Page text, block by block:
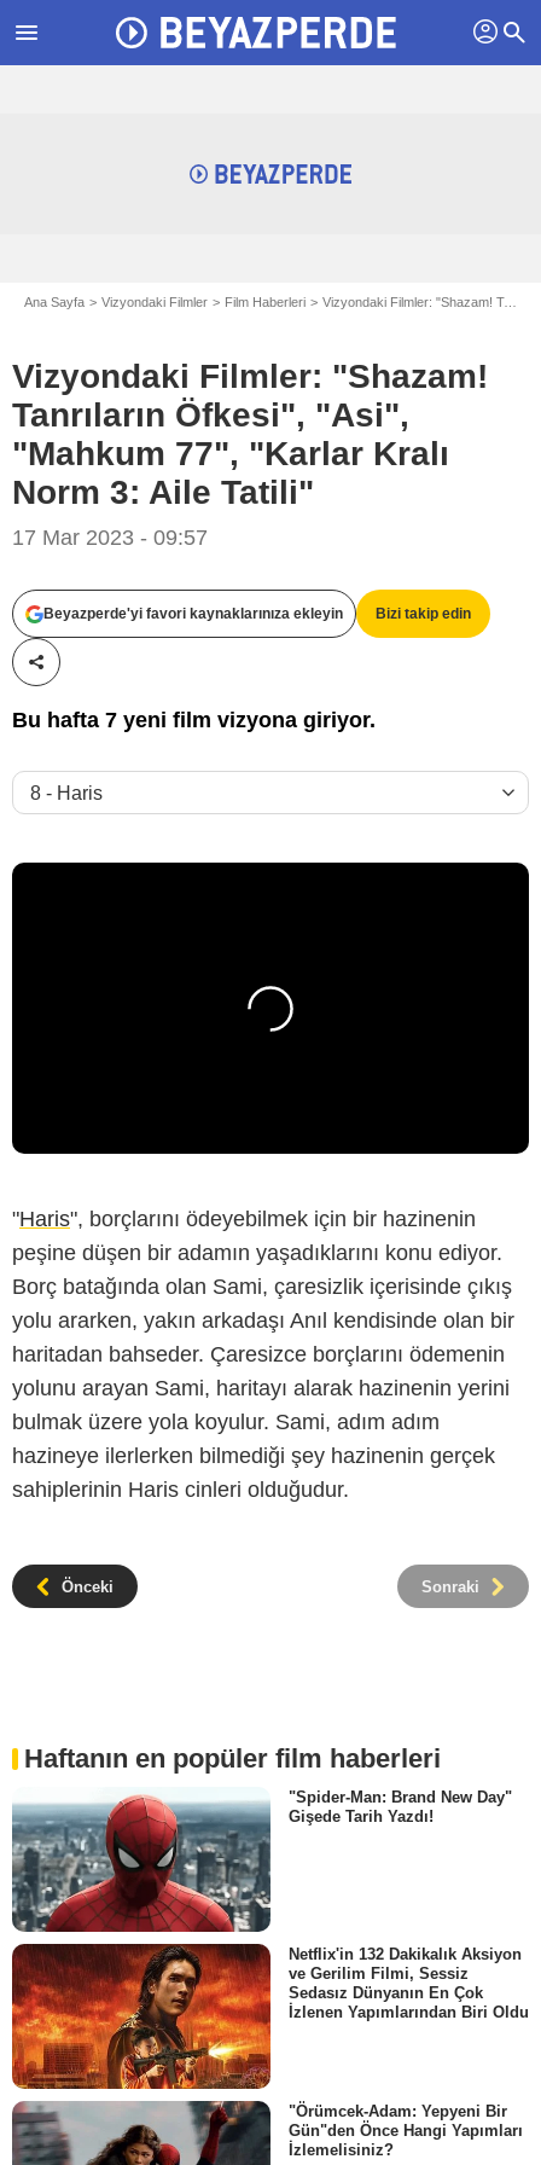
menu profil search
Ana Sayfa Vizyondaki Filmler Film Haberleri Vizyondaki Filmler: "Shazam! Tanrıların Öfkesi", "Asi", "Mahkum 77", "Karlar Kralı Norm 3: Aile Tatili"
Vizyondaki Filmler: "Shazam!
Tanrıların Öfkesi", "Asi",
"Mahkum 77", "Karlar Kralı
Norm 3: Aile Tatili"
17 Mar 2023 - 09:57
Beyazperde'yi favori kaynaklarınıza ekleyin Bizi takip edin
Paylaş!
Bu hafta 7 yeni film vizyona giriyor.
"Haris", borçlarını ödeyebilmek için bir hazinenin
peşine düşen bir adamın yaşadıklarını konu ediyor.
Borç batağında olan Sami, çaresizlik içerisinde çıkış
yolu ararken, yakın arkadaşı Anıl kendisinde olan bir
haritadan bahseder. Çaresizce borçlarını ödemenin
yolunu arayan Sami, haritayı alarak hazinenin yerini
bulmak üzere yola koyulur. Sami, adım adım
hazineye ilerlerken bilmediği şey hazinenin gerçek
sahiplerinin Haris cinleri olduğudur.
Önceki Sonraki
Haftanın en popüler film haberleri
"Spider-Man: Brand New Day"
Gişede Tarih Yazdı!
Netflix'in 132 Dakikalık Aksiyon
ve Gerilim Filmi, Sessiz
Sedasız Dünyanın En Çok
İzlenen Yapımlarından Biri Oldu
"Örümcek-Adam: Yepyeni Bir
Gün"den Önce Hangi Yapımları
İzlemelisiniz?